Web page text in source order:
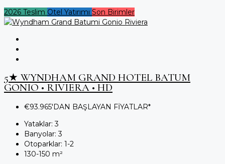
2026 Teslim Otel Yatırımı Son Birimler
5★ WYNDHAM GRAND HOTEL BATUM
GONIO • RIVIERA • HD
€93.965'DAN BAŞLAYAN FİYATLAR*
Yataklar: 3
Banyolar: 3
Otoparklar: 1-2
130-150 m²